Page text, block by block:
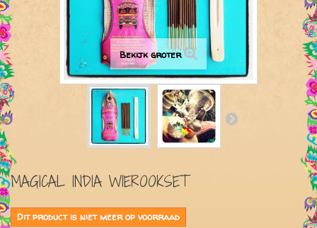
Bekijk groter
MAGICAL INDIA WIEROOKSET
Dit product is niet meer op voorraad